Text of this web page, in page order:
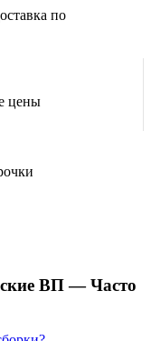
по
цены
ВП — Часто